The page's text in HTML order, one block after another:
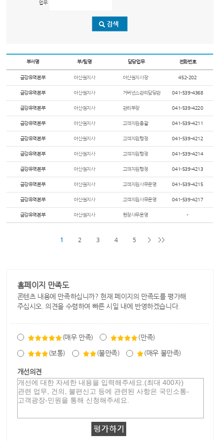
업무
부서명 부/팀명 담당업무 전화번호
금강유역본부 아산권지사 아산권지사장 452-202
금강유역본부 아산권지사 거버넌스관리담당관 041-539-4368
금강유역본부 아산권지사 관리부장 041-539-4220
금강유역본부 아산권지사 고객지원총괄 041-539-4211
금강유역본부 아산권지사 고객지원행정 041-539-4212
금강유역본부 아산권지사 고객지원행정 041-539-4214
금강유역본부 아산권지사 고객지원행정 041-539-4213
금강유역본부 아산권지사 고객지원사무운영 041-539-4215
금강유역본부 아산권지사 고객지원사무운영 041-539-4217
금강유역본부 아산권지사 현장사무운영 -
1 2 3 4 5 > >>
홈페이지 만족도
콘텐츠 내용에 만족하십니까? 현재 페이지의 만족도를 평가해
주십시오. 의견을 수렴하여 빠른 시일 내에 반영하겠습니다.
(매우 만족) (만족)
(보통) (불만족) (매우 불만족)
개선의견